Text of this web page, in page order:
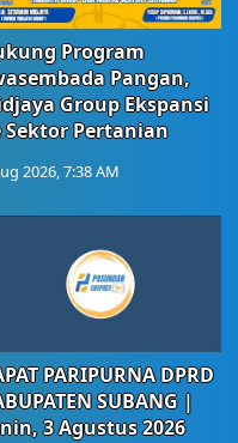
Program
Pangan,
Group Ekspansi
Sektor Pertanian
2026, 7:38 AM
PARIPURNA DPRD
SUBANG |
3 Agustus 2026